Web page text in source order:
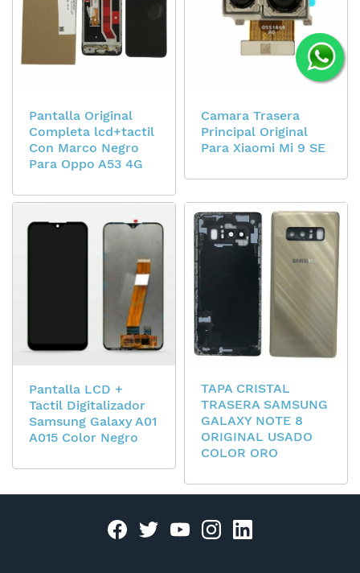
Pantalla Original
Completa lcd+tactil
Con Marco Negro
Para Oppo A53 4G
Camara Trasera
Principal Original
Para Xiaomi Mi 9 SE
Pantalla LCD +
Tactil Digitalizador
Samsung Galaxy A01
A015 Color Negro
TAPA CRISTAL
TRASERA SAMSUNG
GALAXY NOTE 8
ORIGINAL USADO
COLOR ORO
Facebook
twitteryoutubeinstagram